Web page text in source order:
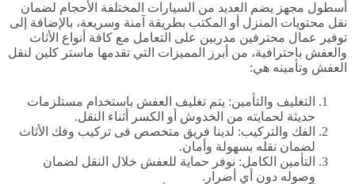
أسطول مجهز يضم العديد من السيارات المختلفة الأحجام لضمان
نقل محتويات المنزل أو المكتب بطريقة آمنة وسريعة، بالإضافة إلى
توفير عمال محترفين مدربين على التعامل مع كافة أنواع الأثاث
والعفش باحترافية، من أبرز المميزات التي تقدمها ماستر كلين لنقل
العفش وتأمينه هي:
التغليف والتأمين: يتم تغليف العفش باستخدام مستلزمات
حديثة لحمايته من الخدوش أو الكسر أثناء النقل.
الفك والتركيب: لدينا فريق متخصص فى تركيب وفك الأثاث
لضمان نقله بسهولة وأمان.
التأمين الكامل: نوفر حماية للعفش خلال النقل لضمان
وصوله دون أي أضرار.